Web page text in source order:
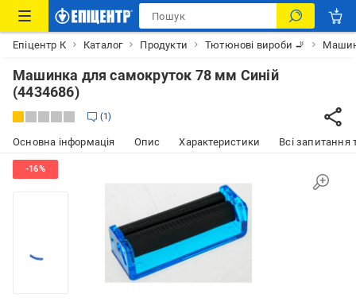
Епіцентр К Каталог Продукти Тютюнові вироби 🚬
Машинка для самокруток 78 мм Синій
(4434686)
1
Основна інформація Опис Характеристики Всі запитання